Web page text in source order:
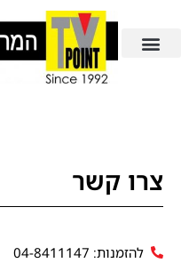
צרו קשר
להזמנות: 04-8411147